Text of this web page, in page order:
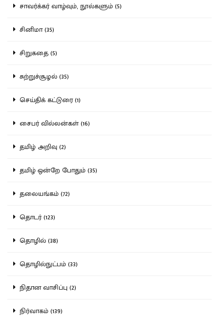
சாவர்க்கர் வாழ்வும், நூல்களும் (5)
சினிமா (35)
சிறுகதை (5)
சுற்றுச்சூழல் (35)
செய்திக் கட்டுரை (1)
சைபர் வில்லன்கள் (16)
தமிழ் அறிவு (2)
தமிழ் ஒன்றே போதும் (35)
தலையங்கம் (72)
தொடர் (123)
தொழில் (38)
தொழில்நுட்பம் (33)
நிதான வாசிப்பு (2)
நிர்வாகம் (139)